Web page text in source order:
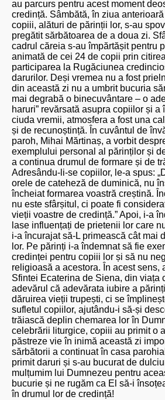
au parcurs pentru acest moment
credință. Sâmbătă, în ziua
copiii, alături de părinții lor, s-au
pregătit sărbătoarea de a doua zi.
cadrul căreia s-au împărtășit pentru
animată de cei 24 de copii prin
participarea la Rugăciunea
darurilor. Deși vremea nu a fost
din această zi nu a umbrit bucuria
mai degrabă o binecuvântare – o
haruri” revărsată asupra copiilor și a
ciuda vremii, atmosfera a fost una
și de recunoștință. În cuvântul de
paroh, Mihai Mărtinaș, a vorbit
exemplului personal al părinților și
a continua drumul de formare și de
Adresându-li-se copiilor, le-a spus:
orele de cateheză de duminică, nu
încheiat formarea voastră creștină.
nu este sfârșitul, ci poate fi
vieții voastre de credință.” Apoi, i-a
lase influențați de prietenii lor care
i-a încurajat să-L primească cât mai
lor. Pe părinți i-a îndemnat să fie
credinței pentru copiii lor și să nu
religioasă a acestora. În acest sens,
Sfintei Ecaterina de Siena, din viața
adevărul că adevărata iubire a
dăruirea vieții trupești, ci se
sufletul copiilor, ajutându-i să-și
trăiască deplin chemarea lor în
celebrării liturgice, copiii au primit o
păstreze vie în inimă această zi
sărbătorii a continuat în casa
primit daruri și s-au bucurat de
mulțumim lui Dumnezeu pentru
bucurie și ne rugăm ca El să-i
în drumul lor de credință!